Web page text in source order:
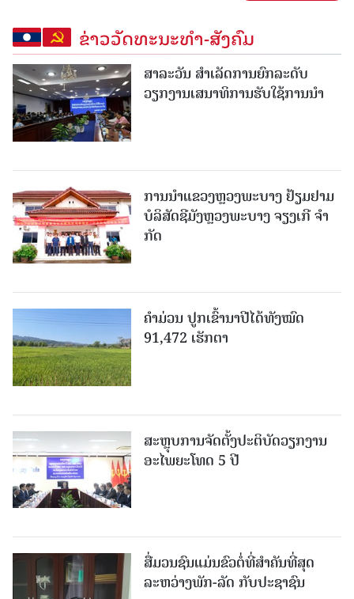
ຂ່າວວັດທະນະທຳ-ສັງຄົມ
ສາລະວັນ ສໍາເລັດການຍົກລະດັບ
ວຽກງານເສນາທິການຮັບໃຊ້ການນໍາ
ການນຳແຂວງຫຼວງພະບາງ ຢ້ຽມ​ຢາມ
ບໍ​ລິ​ສັດຊີມັງຫຼວງພະບາງ ຈຽງເກີ ຈໍາ
ກັດ
ຄໍາມ່ວນ ປູກເຂົ້ານາປີໄດ້ທັງໝົດ
91,472 ເຮັກຕາ
ສະຫຼຸບການຈັດຕັ້ງປະຕິບັດວຽກງານ
ອະໄພຍະໂທດ 5 ປີ
ສື່ມວນຊົນແມ່ນຂົວຕໍ່ທີ່ສໍາຄັນທີ່ສຸດ
ລະຫວ່າງພັກ-ລັດ ກັບປະຊາຊົນ